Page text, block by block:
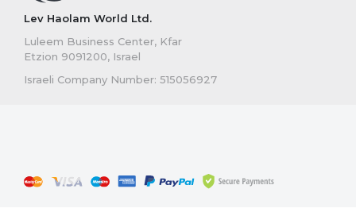
Lev Haolam World Ltd.
Luleem Business Center, Kfar
Etzion 9091200, Israel
Israeli Company Number: 515056927